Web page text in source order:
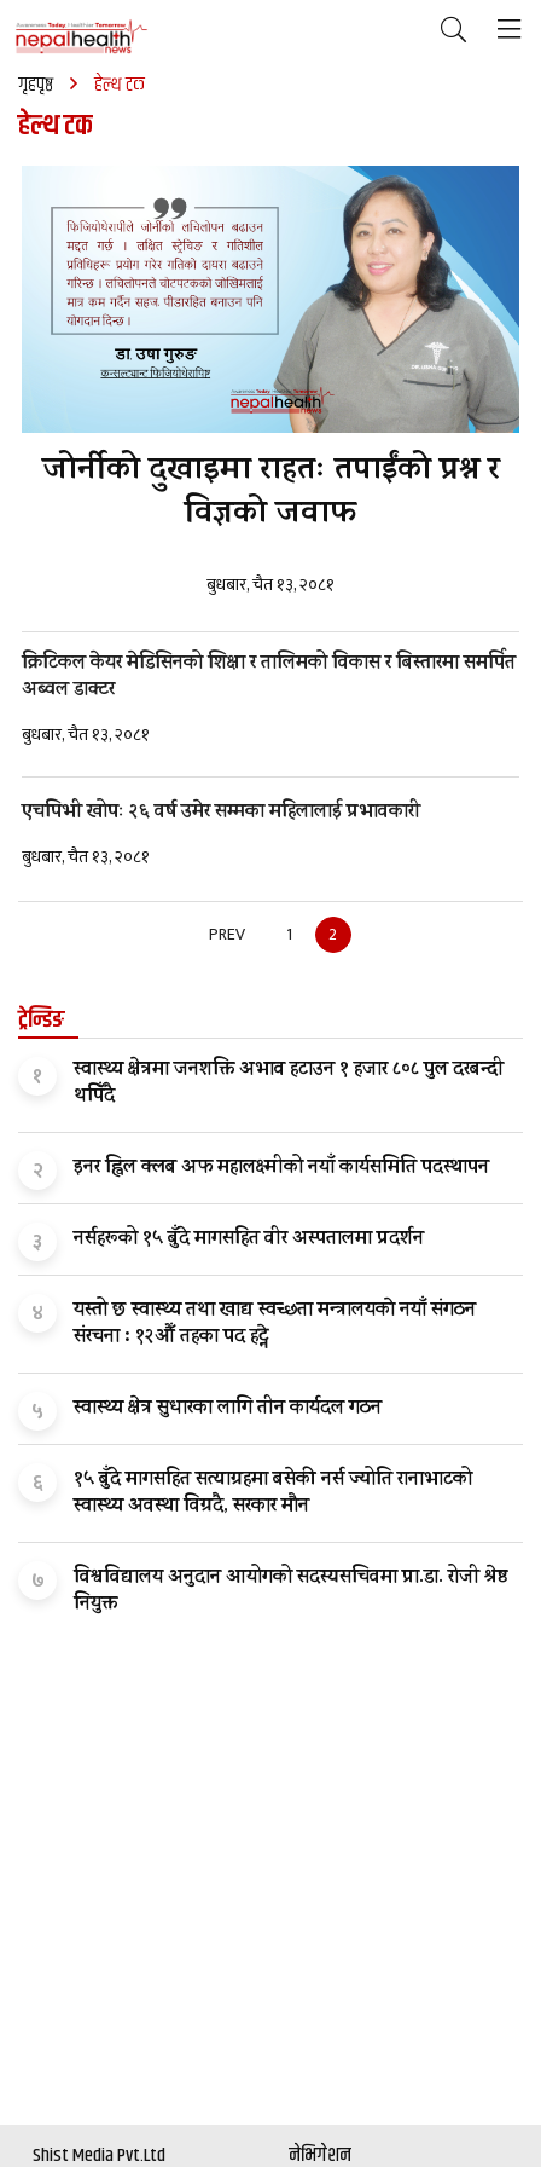
गृहपृष्ठ हेल्थ टक
हेल्थ टक
जोर्नीको दुखाइमा राहतः तपाईंको प्रश्न र
विज्ञको जवाफ
बुधबार, चैत १३, २०८१
क्रिटिकल केयर मेडिसिनको शिक्षा र तालिमको विकास र बिस्तारमा समर्पित
अब्वल डाक्टर
बुधबार, चैत १३, २०८१
एचपिभी खोपः २६ वर्ष उमेर सम्मका महिलालाई प्रभावकारी
बुधबार, चैत १३, २०८१
PREV 1 2
ट्रेन्डिङ
१
स्वास्थ्य क्षेत्रमा जनशक्ति अभाव हटाउन १ हजार ८०८ पुल दरबन्दी
थपिँदै
२ इनर ह्विल क्लब अफ महालक्ष्मीको नयाँ कार्यसमिति पदस्थापन
३ नर्सहरूको १५ बुँदे मागसहित वीर अस्पतालमा प्रदर्शन
४
यस्तो छ स्वास्थ्य तथा खाद्य स्वच्छता मन्त्रालयकाे नयाँ संगठन
संरचना : १२औँ तहका पद हट्ने
५ स्वास्थ्य क्षेत्र सुधारका लागि तीन कार्यदल गठन
६
१५ बुँदे मागसहित सत्याग्रहमा बसेकी नर्स ज्योति रानाभाटको
स्वास्थ्य अवस्था विग्रदै, सरकार मौन
७
विश्वविद्यालय अनुदान आयोगको सदस्यसचिवमा प्रा.डा. रोजी श्रेष्ठ
नियुक्त
Shist Media Pvt.Ltd
नेभिगेशन